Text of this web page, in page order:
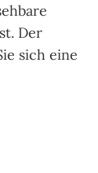
Der
sich eine